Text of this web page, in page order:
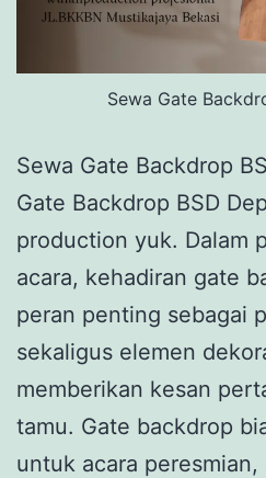
Sewa Gate
Sewa Gate Backdrop
Gate Backdrop BSD
production yuk. Dalam
acara, kehadiran gate
peran penting sebagai
sekaligus elemen
memberikan kesan
tamu. Gate backdrop
untuk acara